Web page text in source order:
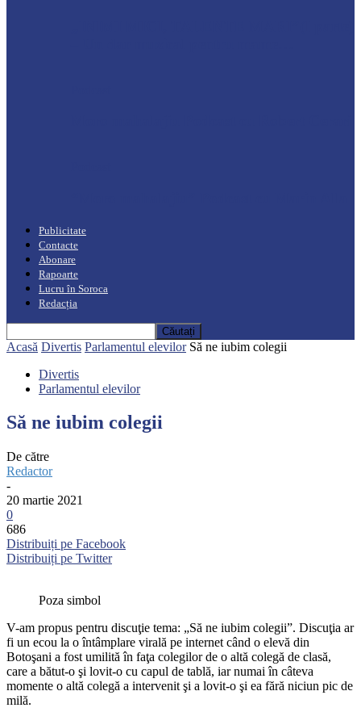
Publicitate
Contacte
Abonare
Rapoarte
Lucru în Soroca
Redacția
Acasă Divertis Parlamentul elevilor Să ne iubim colegii
Divertis
Parlamentul elevilor
Să ne iubim colegii
De către
Redactor
-
20 martie 2021
0
686
Distribuiți pe Facebook
Distribuiți pe Twitter
Poza simbol
V-am propus pentru discuţie tema: „Să ne iubim colegii”. Discuţia ar
fi un ecou la o întâmplare virală pe internet când o elevă din
Botoşani a fost umilită în faţa colegilor de o altă colegă de clasă,
care a bătut-o şi lovit-o cu capul de tablă, iar numai în câteva
momente o altă colegă a intervenit şi a lovit-o şi ea fără niciun pic de
milă.